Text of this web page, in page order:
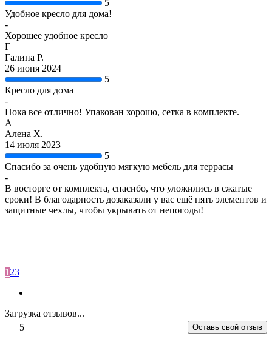
5
Удобное кресло для дома!
-
Хорошее удобное кресло
Г
Галина Р.
26 июня 2024
5
Кресло для дома
-
Пока все отлично! Упакован хорошо, сетка в комплекте.
А
Алена Х.
14 июля 2023
5
Спасибо за очень удобную мягкую мебель для террасы
-
В восторге от комплекта, спасибо, что уложились в сжатые
сроки! В благодарность дозаказали у вас ещё пять элементов и
защитные чехлы, чтобы укрывать от непогоды!
1 23
Загрузка отзывов...
5
Оставь свой отзыв